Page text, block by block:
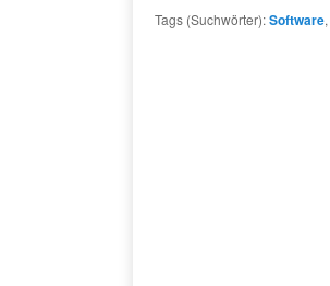
Tags (Suchwörter):Software,